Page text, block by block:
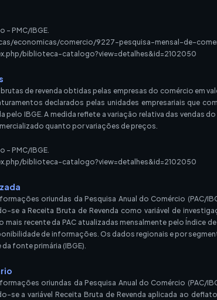
– PMC/IBGE.
economicas/comercio/9227-pesquisa-mensal-de-
biblioteca-catalogo?view=detalhes&id=2102050
de revenda obtidas pelas empresas do comércio em
declarados pelas unidades empresariais que
pelo IBGE. A medida reflete a variação relativa das vendas
quanto por variações de preços.
– PMC/IBGE.
biblioteca-catalogo?view=detalhes&id=2102050
oriundas da Pesquisa Anual do Comércio (PAC/
se a Receita Bruta de Revenda como variável de
recente da PAC atualizadas mensalmente pelo Índice
de informações. Os dados regionais e por
fonte primária (IBGE).
oriundas da Pesquisa Anual do Comércio (PAC/
se a variável Receita Bruta de Revenda aplicada ao